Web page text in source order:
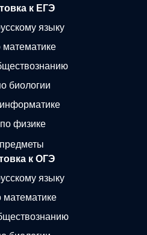
к ЕГЭ
языку
биологии
физике
к ОГЭ
языку